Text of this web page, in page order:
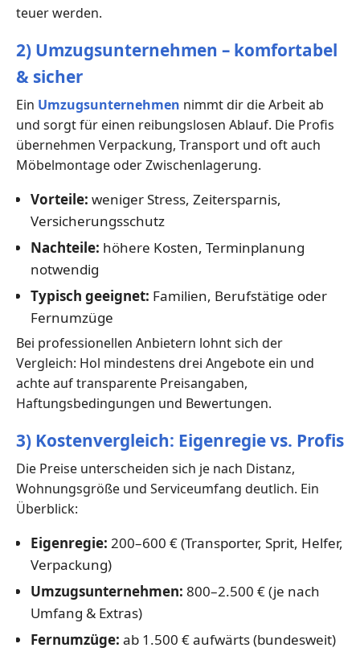
teuer werden.
2) Umzugsunternehmen – komfortabel
& sicher
Ein Umzugsunternehmen nimmt dir die Arbeit ab
und sorgt für einen reibungslosen Ablauf. Die Profis
übernehmen Verpackung, Transport und oft auch
Möbelmontage oder Zwischenlagerung.
Vorteile: weniger Stress, Zeitersparnis,
Versicherungsschutz
Nachteile: höhere Kosten, Terminplanung
notwendig
Typisch geeignet: Familien, Berufstätige oder
Fernumzüge
Bei professionellen Anbietern lohnt sich der
Vergleich: Hol mindestens drei Angebote ein und
achte auf transparente Preisangaben,
Haftungsbedingungen und Bewertungen.
3) Kostenvergleich: Eigenregie vs. Profis
Die Preise unterscheiden sich je nach Distanz,
Wohnungsgröße und Serviceumfang deutlich. Ein
Überblick:
Eigenregie: 200–600 € (Transporter, Sprit, Helfer,
Verpackung)
Umzugsunternehmen: 800–2.500 € (je nach
Umfang & Extras)
Fernumzüge: ab 1.500 € aufwärts (bundesweit)